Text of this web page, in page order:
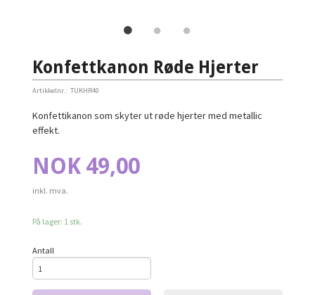
Konfettkanon Røde Hjerter
Artikkelnr.: TUKHR40
Konfettikanon som skyter ut røde hjerter med metallic
effekt.
Pris
NOK 49,00
inkl. mva.
På lager: 1 stk.
Antall